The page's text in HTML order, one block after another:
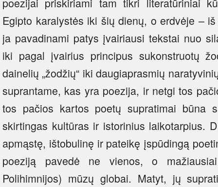
Egipto karalystės iki šių dienų, o erdvėje –
ja pavadinami patys įvairiausi tekstai nuo
iki pagal įvairius principus sukonstruotų
dainelių „žodžių“ iki daugiaprasmių
suprantame, kas yra poezija, ir netgi tos
tos pačios kartos poetų supratimai būna
skirtingas kultūras ir istorinius laikotarpius.
apmąstę, ištobulinę ir pateikę įspūdingą
poeziją pavedė ne vienos, o
Polihimnijos) mūzų globai. Matyt, jų